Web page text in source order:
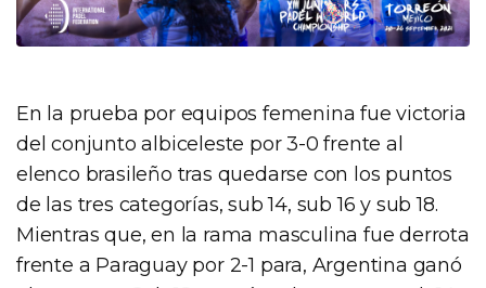
En la prueba por equipos femenina fue victoria
del conjunto albiceleste por 3-0 frente al
elenco brasileño tras quedarse con los puntos
de las tres categorías, sub 14, sub 16 y sub 18.
Mientras que, en la rama masculina fue derrota
frente a Paraguay por 2-1 para, Argentina ganó